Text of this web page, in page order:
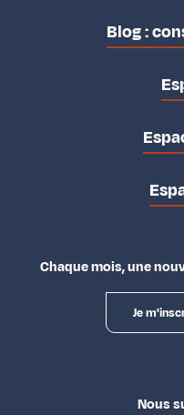
Blog :
Chaque mois, une
Je
Nous